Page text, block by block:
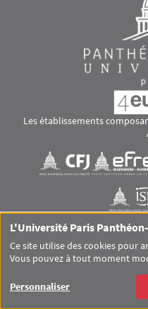
Les établissements
Visuel svgVisuel svg
Visuel
RS footer
DONNÉES PERSONNELLES
L'Université Paris
Ce site utilise des cookies pour
Vous pouvez à tout moment
Personnaliser